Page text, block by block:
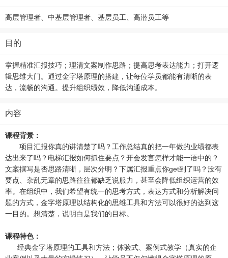
高层管理者、中基层管理者、基层员工、高潜员工等
目的
掌握精准汇报技巧；理清文案制作思路；提高思考表达能力；打开逻
辑思维大门。通过金字塔原理的搭建，让每位学员都能有清晰的表
达，流畅的沟通。提升组织绩效，降低沟通成本。
内容
课程背景：
项目汇报你真的讲清楚了吗？工作总结真的把一年做的业绩都表
达出来了吗？电梯汇报如何抓住要点？开会发言怎样才能一语中的？
文案撰写是否思路清晰，层次分明？下属汇报重点你get到了吗？没有
要点、杂乱无章的思路往往都缺乏说服力，甚至会降低组织运营的效
率。在组织中，我们希望有统一的思考方式，表达方式和分析解决问
题的方式，金字塔原理以结构化的思维工具和方法可以很好的达到这
一目的。想清楚，说明白是我们的目标。
课程特色：
经典金字塔原理的工具和方法；体验式、案例式教学（真实的企